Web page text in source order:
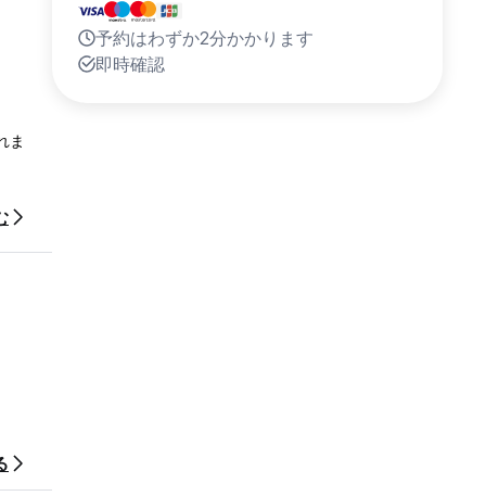
ま
予約はわずか2分かかります
即時確認